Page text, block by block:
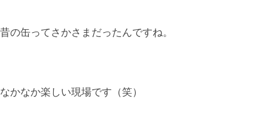
昔の缶ってさかさまだったんですね。
なかなか楽しい現場です（笑）